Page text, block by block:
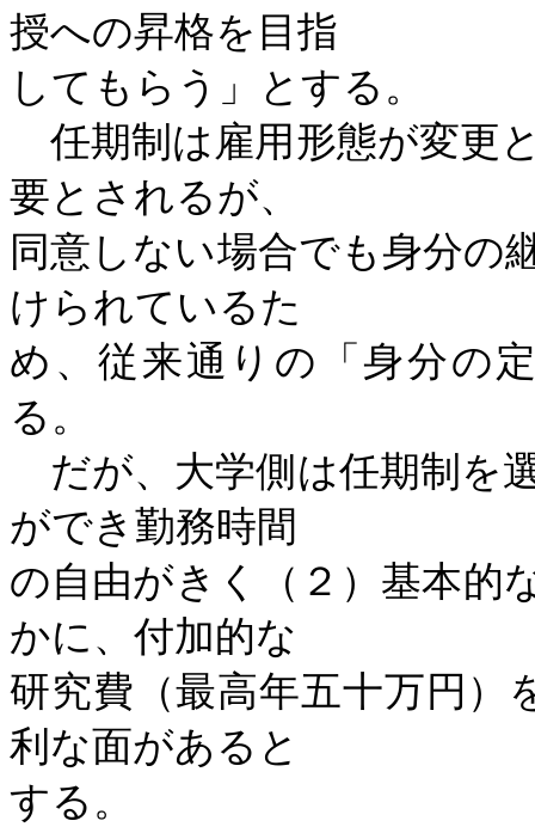
授への昇格を目指
してもらう」とする。
任期制は雇用形態が変更
要とされるが、
同意しない場合でも身分の
けられているた
め、従来通りの「身分の
る。
だが、大学側は任期制を
ができ勤務時間
の自由がきく（２）基本的
かに、付加的な
研究費（最高年五十万円）
利な面があると
する。